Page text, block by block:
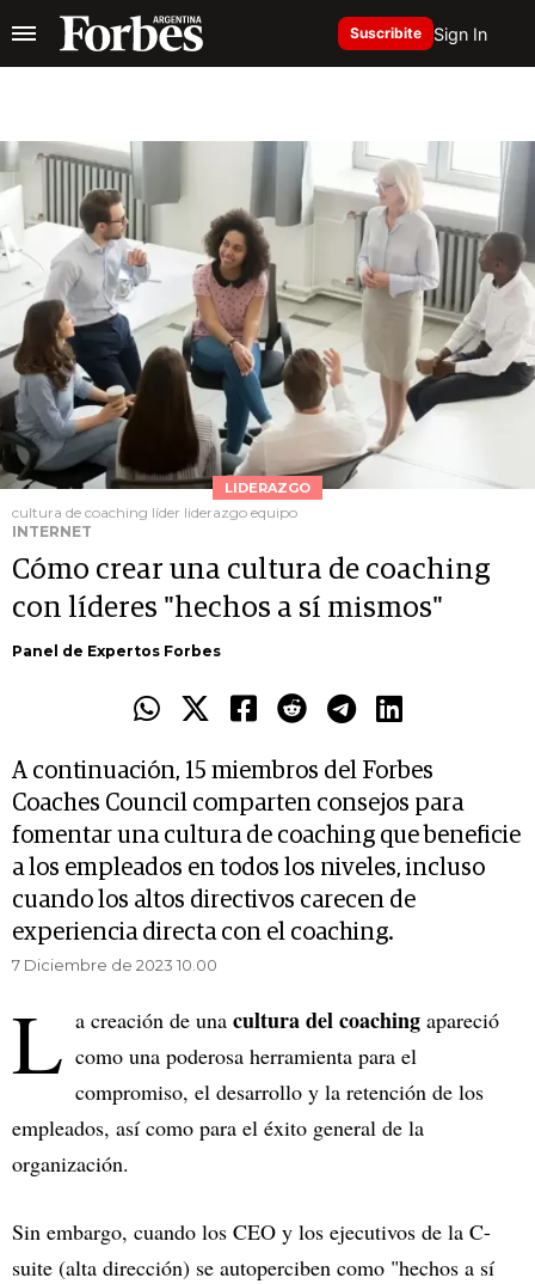
Suscribite Sign In
LIDERAZGO
cultura de coaching líder liderazgo equipo
INTERNET
Cómo crear una cultura de coaching
con líderes "hechos a sí mismos"
Panel de Expertos Forbes
A continuación, 15 miembros del Forbes
Coaches Council comparten consejos para
fomentar una cultura de coaching que beneficie
a los empleados en todos los niveles, incluso
cuando los altos directivos carecen de
experiencia directa con el coaching.
7 Diciembre de 2023 10.00
L a creación de una cultura del coaching apareció
como una poderosa herramienta para el
compromiso, el desarrollo y la retención de los
empleados, así como para el éxito general de la
organización.
Sin embargo, cuando los CEO y los ejecutivos de la C-
suite (alta dirección) se autoperciben como "hechos a sí